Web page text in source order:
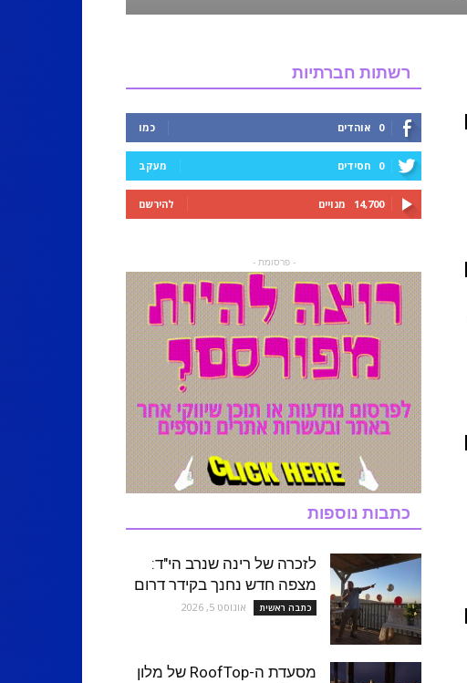
רשתות חברתיות
0 אוהדים כמו
0 חסידים מעקב
14,700 מנויים להירשם
- פרסומת -
כתבות נוספות
לזכרה של רינה שנרב הי"ד:
מצפה חדש נחנך בקידר דרום
כתבה ראשית אוגוסט 5, 2026
מסעדת ה-RoofTop של מלון